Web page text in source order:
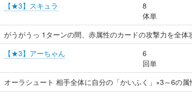
【★3】スキュラ
8
体単
がうがうっ 1ターンの間、赤属性のカードの攻撃力を全体
【★3】アーちゃん
6
回単
オーラシュート 相手全体に自分の「かいふく」×3～6の